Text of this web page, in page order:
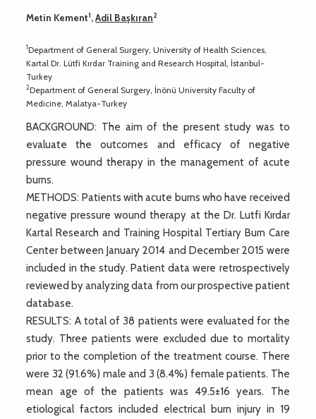
Metin Kement1,Adil Başkıran2
1Department of General Surgery, University of Health Sciences,
Kartal Dr. Lütfi Kırdar Training and Research Hospital, İstanbul-
Turkey
2Department of General Surgery, İnönü University Faculty of
Medicine, Malatya-Turkey
BACKGROUND: The aim of the present study was to
evaluate the outcomes and efficacy of negative
pressure wound therapy in the management of acute
burns.
METHODS: Patients with acute burns who have received
negative pressure wound therapy at the Dr. Lutfi Kırdar
Kartal Research and Training Hospital Tertiary Burn Care
Center between January 2014 and December 2015 were
included in the study. Patient data were retrospectively
reviewed by analyzing data from our prospective patient
database.
RESULTS: A total of 38 patients were evaluated for the
study. Three patients were excluded due to mortality
prior to the completion of the treatment course. There
were 32 (91.6%) male and 3 (8.4%) female patients. The
mean age of the patients was 49.5±16 years. The
etiological factors included electrical burn injury in 19